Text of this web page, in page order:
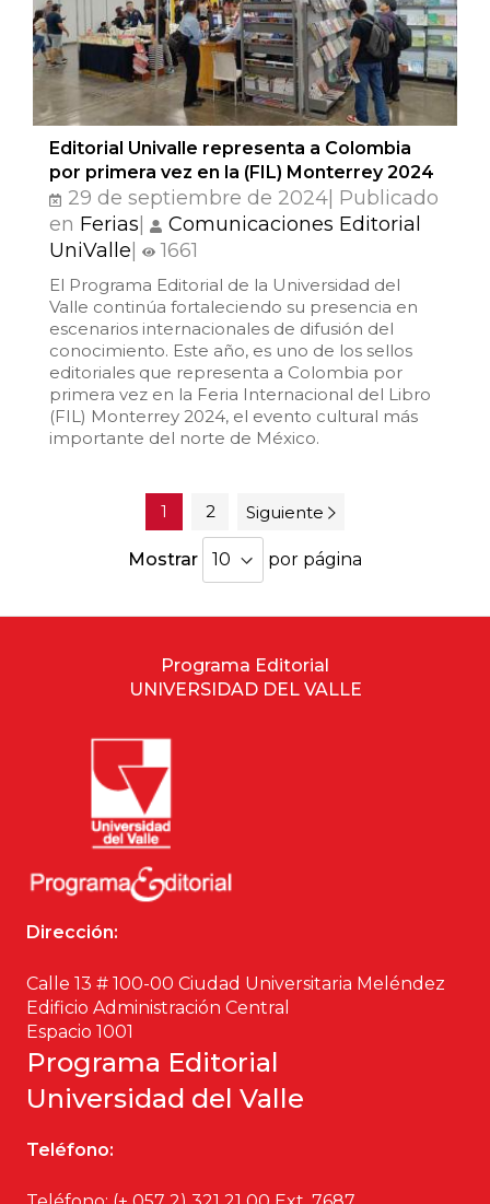
Editorial Univalle representa a Colombia
por primera vez en la (FIL) Monterrey 2024
29 de septiembre de 2024| Publicado
en Ferias
Comunicaciones Editorial
UniValle
1661
El Programa Editorial de la Universidad del
Valle continúa fortaleciendo su presencia en
escenarios internacionales de difusión del
conocimiento. Este año, es uno de los sellos
editoriales que representa a Colombia por
primera vez en la Feria Internacional del Libro
(FIL) Monterrey 2024, el evento cultural más
importante del norte de México.
1 2 Siguiente
Mostrar por página
Programa Editorial
UNIVERSIDAD DEL VALLE
Dirección:
Calle 13 # 100-00 Ciudad Universitaria Meléndez
Edificio Administración Central
Espacio 1001
Programa Editorial
Universidad del Valle
Teléfono: